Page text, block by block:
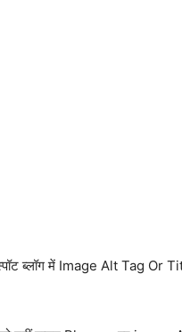
में Image Alt Tag Or Title